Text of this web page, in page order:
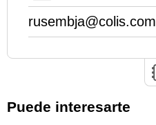
rusembja@colis.com
Puede interesarte